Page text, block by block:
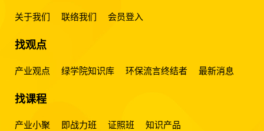
关于我们 联络我们 会员登入
找观点
产业观点 绿学院知识库 环保流言终结者 最新消息
找课程
产业小聚 即战力班 证照班 知识产品